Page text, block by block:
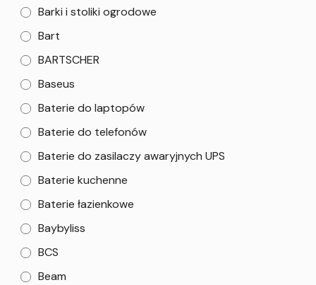
Barki i stoliki ogrodowe
Bart
BARTSCHER
Baseus
Baterie do laptopów
Baterie do telefonów
Baterie do zasilaczy awaryjnych UPS
Baterie kuchenne
Baterie łazienkowe
Baybyliss
BCS
Beam